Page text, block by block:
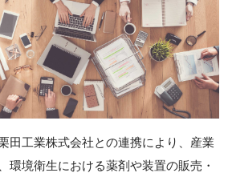
田工業株式会社との連携により、産業
環境衛生における薬剤や装置の販売・